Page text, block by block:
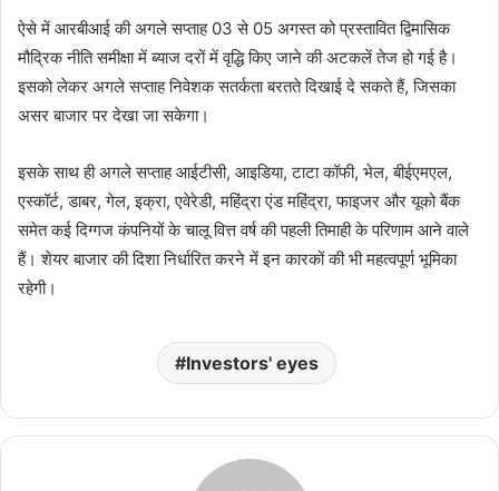
ऐसे में आरबीआई की अगले सप्ताह 03 से 05 अगस्त को प्रस्तावित द्विमासिक
मौद्रिक नीति समीक्षा में ब्याज दरों में वृद्धि किए जाने की अटकलें तेज हो गई है।
इसको लेकर अगले सप्ताह निवेशक सतर्कता बरतते दिखाई दे सकते हैं, जिसका
असर बाजार पर देखा जा सकेगा।
इसके साथ ही अगले सप्ताह आईटीसी, आइडिया, टाटा कॉफी, भेल, बीईएमएल,
एस्कॉर्ट, डाबर, गेल, इक्रा, एवेरेडी, महिंद्रा एंड महिंद्रा, फाइजर और यूको बैंक
समेत कई दिग्गज कंपनियों के चालू वित्त वर्ष की पहली तिमाही के परिणाम आने वाले
हैं। शेयर बाजार की दिशा निर्धारित करने में इन कारकों की भी महत्वपूर्ण भूमिका
रहेगी।
Investors' eyes